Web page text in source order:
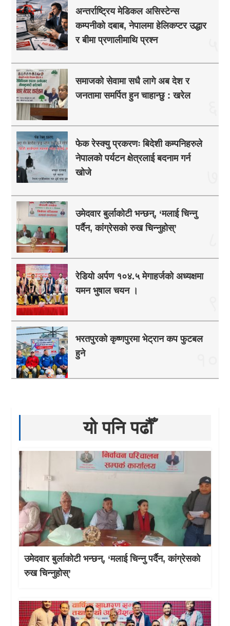
अन्तर्राष्ट्रिय मेडिकल असिस्टेन्स
कम्पनीको दबाब, नेपालमा हेलिकप्टर उद्धार
र बीमा प्रणालीमाथि प्रश्न
समाजको सेवामा सधै लागे अब देश र
जनतामा समर्पित हुन चाहान्छु : खरेल
फेक रेस्क्यु प्रकरणः बिदेशी कम्पनिहरुले
नेपालको पर्यटन क्षेत्रलाई बदनाम गर्न
खोजे
उमेदवार बुर्लाकोटी भन्छन्, ‘मलाई चिन्नु
पर्दैन, कांग्रेसको रुख चिन्नुहोस्’
रेडियो अर्पण १०४.५ मेगाहर्जको अध्यक्षमा
यमन भुषाल चयन ।
भरतपुरको कृष्णपुरमा भेट्रान कप फुटबल
हुने
यो पनि पढौँ
उमेदवार बुर्लाकोटी भन्छन्, ‘मलाई चिन्नु पर्दैन, कांग्रेसको
रुख चिन्नुहोस्’